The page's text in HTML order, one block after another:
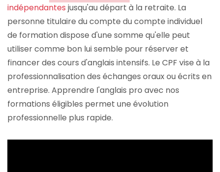
indépendantes jusqu'au départ à la retraite. La
personne titulaire du compte du compte individuel
de formation dispose d'une somme qu'elle peut
utiliser comme bon lui semble pour réserver et
financer des cours d'anglais intensifs. Le CPF vise à la
professionnalisation des échanges oraux ou écrits en
entreprise. Apprendre l'anglais pro avec nos
formations éligibles permet une évolution
professionnelle plus rapide.